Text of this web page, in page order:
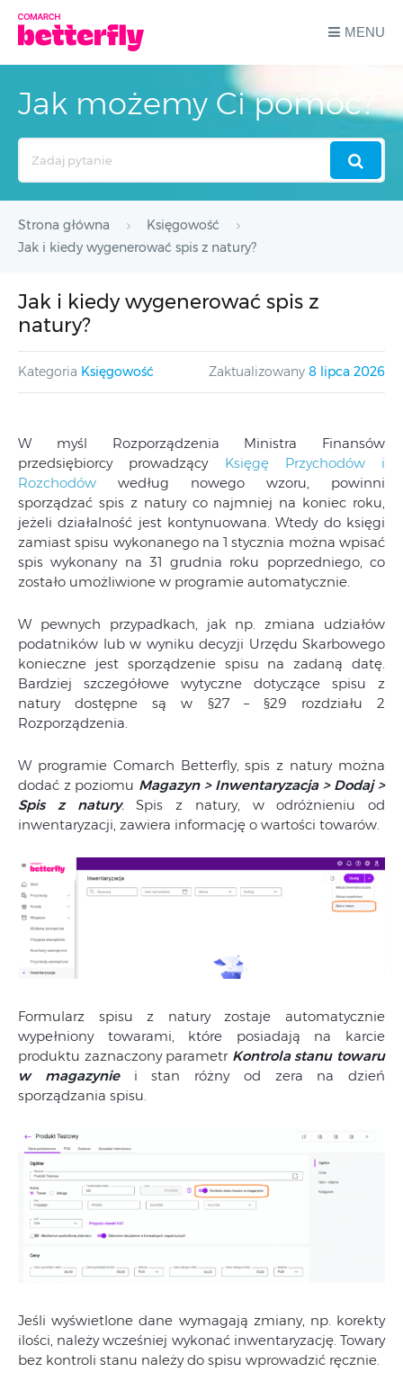
MENU
Jak możemy Ci pomóc?
Strona główna
Księgowość
Jak i kiedy wygenerować spis z natury?
Jak i kiedy wygenerować spis z
natury?
Kategoria Księgowość Zaktualizowany 8 lipca 2026
W myśl Rozporządzenia Ministra Finansów
przedsiębiorcy prowadzący Księgę Przychodów i
Rozchodów według nowego wzoru, powinni
sporządzać spis z natury co najmniej na koniec roku,
jeżeli działalność jest kontynuowana. Wtedy do księgi
zamiast spisu wykonanego na 1 stycznia można wpisać
spis wykonany na 31 grudnia roku poprzedniego, co
zostało umożliwione w programie automatycznie.
W pewnych przypadkach, jak np. zmiana udziałów
podatników lub w wyniku decyzji Urzędu Skarbowego
konieczne jest sporządzenie spisu na zadaną datę.
Bardziej szczegółowe wytyczne dotyczące spisu z
natury dostępne są w §27 – §29 rozdziału 2
Rozporządzenia.
W programie Comarch Betterfly, spis z natury można
dodać z poziomu Magazyn > Inwentaryzacja > Dodaj >
Spis z natury.Spis z natury, w odróżnieniu od
inwentaryzacji, zawiera informację o wartości towarów.
Formularz spisu z natury zostaje automatycznie
wypełniony towarami, które posiadają na karcie
produktu zaznaczony parametr Kontrola stanu towaru
w magazyniei stan różny od zera na dzień
sporządzania spisu.
Jeśli wyświetlone dane wymagają zmiany, np. korekty
ilości, należy wcześniej wykonać inwentaryzację. Towary
bez kontroli stanu należy do spisu wprowadzić ręcznie.